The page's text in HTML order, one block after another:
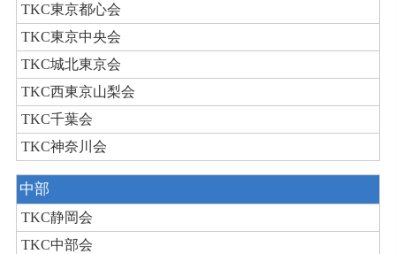
TKC東京都心会
TKC東京中央会
TKC城北東京会
TKC西東京山梨会
TKC千葉会
TKC神奈川会
中部
TKC静岡会
TKC中部会